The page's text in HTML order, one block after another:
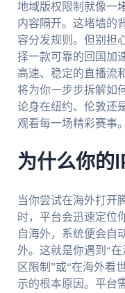
地域版权限制就像一
内容隔开。这堵墙的
容分发规则。但别担
择一款可靠的回国加
高速、稳定的直播流
将为你一步步拆解如
论身在纽约、伦敦还
观看每一场精彩赛事。
为什么你的
当你尝试在海外打开
时，平台会迅速定位
自海外，系统便会自
外。这就是你遇到“
区限制”或“在海外看
示的根本原因。平台